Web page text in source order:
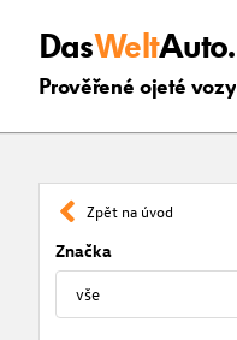
DasWeltAuto.
Prověřené ojeté vozy
Zpět na úvod
Značka